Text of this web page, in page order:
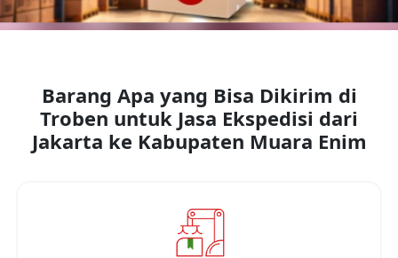
Barang Apa yang Bisa Dikirim di
Troben untuk Jasa Ekspedisi dari
Jakarta ke Kabupaten Muara Enim